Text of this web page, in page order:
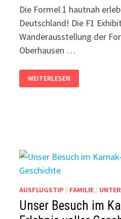
Die Formel 1 hautnah
Deutschland! Die F1
Wanderausstellung der
Oberhausen …
EXHIBITION
–
WEITERLESEN
AUSFLUGSTIP / FAMILIE /
Unser Besuch im